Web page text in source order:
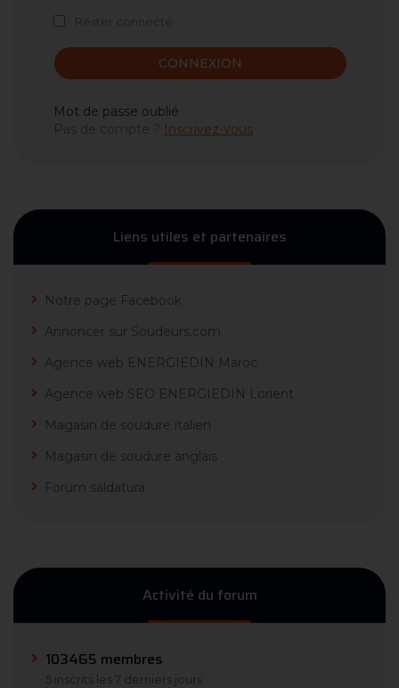
CONNEXION
Mot de passe oublié
Inscrivez-vous
Liens utiles et partenaires
Notre page Facebook
Annoncer sur Soudeurs.com
Agence web ENERGIEDIN Maroc
Agence web SEO ENERGIEDIN Lorient
Magasin de soudure italien
Magasin de soudure anglais
Forum saldatura
Activité du forum
103465 membres
5 inscrits les 7 derniers jours